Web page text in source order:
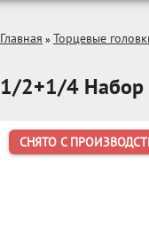
Главная » Торцевые
1/2+1/4 Набор
СНЯТО С